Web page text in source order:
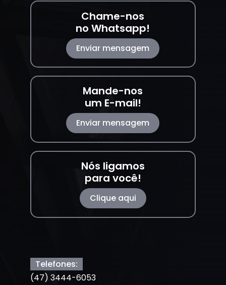
Chame-nos
no Whatsapp!
Enviar mensagem
Mande-nos
um E-mail!
Enviar mensagem
Nós ligamos
para você!
Clique aqui
Telefones:
(47) 3444-6053